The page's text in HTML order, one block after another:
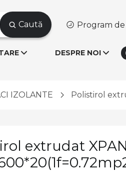
Caută Program
DESPRE NOI
IZOLANTE Polistirol
extrudat XPAN